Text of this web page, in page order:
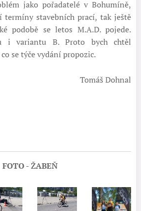
jako pořadatelé v Bohumíně,
termíny stavebních prací, tak ještě
podobě se letos M.A.D. pojede.
i variantu B. Proto bych chtěl
se týče vydání propozic.
Tomáš Dohnal
FOTO - ŽABEŇ